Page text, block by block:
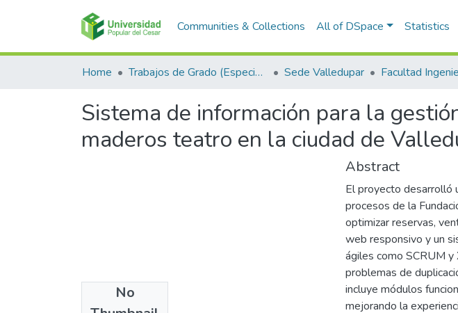
Communities & Collections All of DSpace Statistics
Home Trabajos de Grado (Especializaciones y Pregrados) Sede Valledupar
Sistema de información para la
maderos teatro en la ciudad de
No
Abstract
El proyecto desarrolló
procesos de la
optimizar reservas,
web responsivo y un
ágiles como SCRUM
problemas de
incluye módulos
mejorando la